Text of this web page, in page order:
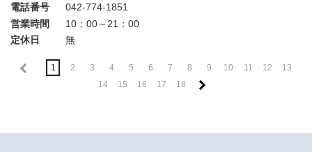
電話番号
042-774-1851
営業時間
10：00～21：00
定休日
無
1 2 3 4 5 6 7 8 9 10 11 12
13
14
15 16 17 18